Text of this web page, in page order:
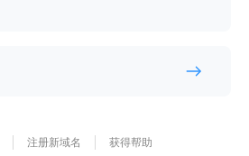
注册新域名 获得帮助